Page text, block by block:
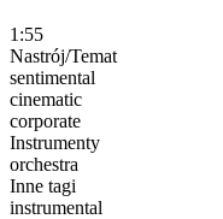
1:55
Nastrój/Temat
sentimental
cinematic
corporate
Instrumenty
orchestra
Inne tagi
instrumental